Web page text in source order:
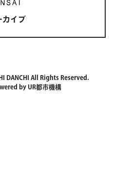
カイブ
DANCHI All Rights Reserved.
by UR都市機構